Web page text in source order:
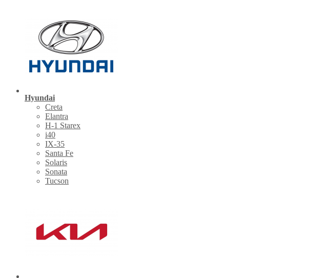
Hyundai
Creta
Elantra
H-1 Starex
i40
IX-35
Santa Fe
Solaris
Sonata
Tucson